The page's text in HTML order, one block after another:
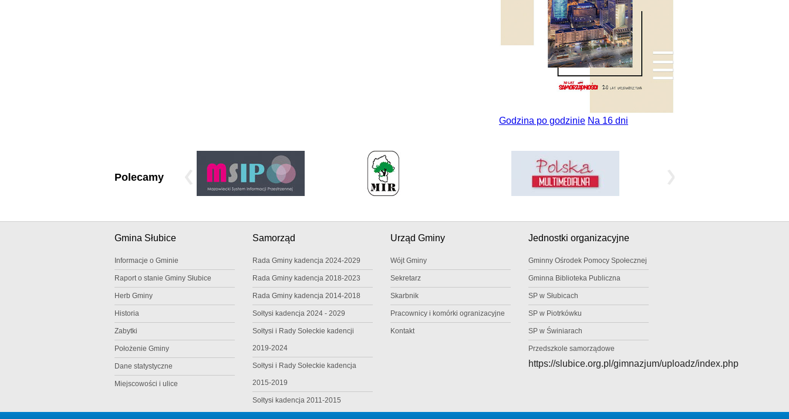
Godzina po godzinie Na 16 dni
Polecamy
Gmina Słubice
Informacje o Gminie
Raport o stanie Gminy Słubice
Herb Gminy
Historia
Zabytki
Położenie Gminy
Dane statystyczne
Miejscowości i ulice
Samorząd
Rada Gminy kadencja 2024-2029
Rada Gminy kadencja 2018-2023
Rada Gminy kadencja 2014-2018
Sołtysi kadencja 2024 - 2029
Sołtysi i Rady Sołeckie kadencji
2019-2024
Sołtysi i Rady Sołeckie kadencja
2015-2019
Sołtysi kadencja 2011-2015
Urząd Gminy
Wójt Gminy
Sekretarz
Skarbnik
Pracownicy i komórki ogranizacyjne
Kontakt
Jednostki organizacyjne
Gminny Ośrodek Pomocy Społecznej
Gminna Biblioteka Publiczna
SP w Słubicach
SP w Piotrkówku
SP w Świniarach
Przedszkole samorządowe
https://slubice.org.pl/gimnazjum/uploadz/index.php